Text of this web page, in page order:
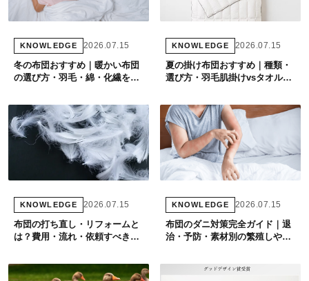
KNOWLEDGE 2026.07.15
冬の布団おすすめ｜暖かい布団
の選び方・羽毛・綿・化繊を徹
KNOWLEDGE 2026.07.15
夏の掛け布団おすすめ｜種類・
選び方・羽毛肌掛けvsタオルケ
KNOWLEDGE 2026.07.15
布団の打ち直し・リフォームと
は？費用・流れ・依頼すべきタ
KNOWLEDGE 2026.07.15
布団のダニ対策完全ガイド｜退
治・予防・素材別の繁殖しやす